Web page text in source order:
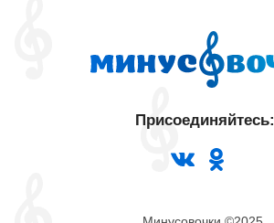
Присоединяйтесь: